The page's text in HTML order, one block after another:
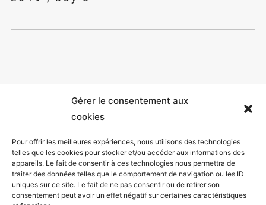
Gérer le consentement aux
cookies
Pour offrir les meilleures expériences, nous utilisons des technologies
telles que les cookies pour stocker et/ou accéder aux informations des
appareils. Le fait de consentir à ces technologies nous permettra de
traiter des données telles que le comportement de navigation ou les ID
uniques sur ce site. Le fait de ne pas consentir ou de retirer son
consentement peut avoir un effet négatif sur certaines caractéristiques
Mentions légales
Politique de confidentialité